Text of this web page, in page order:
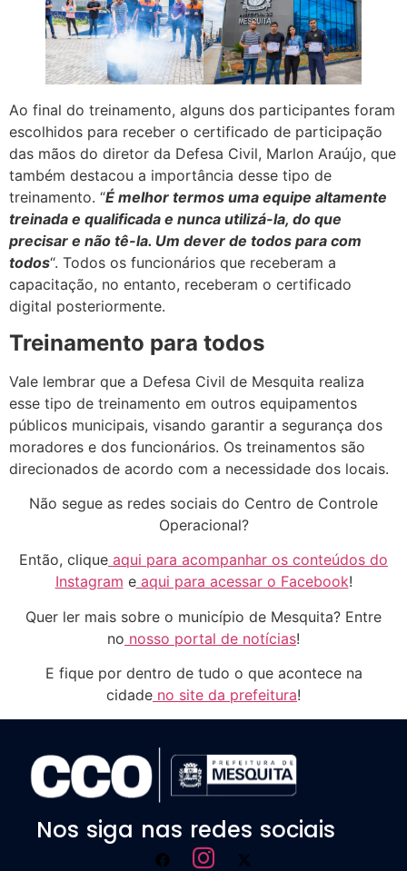
Ao final do treinamento, alguns dos participantes foram
escolhidos para receber o certificado de participação
das mãos do diretor da Defesa Civil, Marlon Araújo, que
também destacou a importância desse tipo de
treinamento. “É melhor termos uma equipe altamente
treinada e qualificada e nunca utilizá-la, do que
precisar e não tê-la. Um dever de todos para com
todos“. Todos os funcionários que receberam a
capacitação, no entanto, receberam o certificado
digital posteriormente.
Treinamento para todos
Vale lembrar que a Defesa Civil de Mesquita realiza
esse tipo de treinamento em outros equipamentos
públicos municipais, visando garantir a segurança dos
moradores e dos funcionários. Os treinamentos são
direcionados de acordo com a necessidade dos locais.
Não segue as redes sociais do Centro de Controle
Operacional?
Então, clique aqui para acompanhar os conteúdos do
Instagram eaqui para acessar o Facebook!
Quer ler mais sobre o município de Mesquita? Entre
no nosso portal de notícias!
E fique por dentro de tudo o que acontece na
cidade no site da prefeitura!
Nos siga nas redes sociais